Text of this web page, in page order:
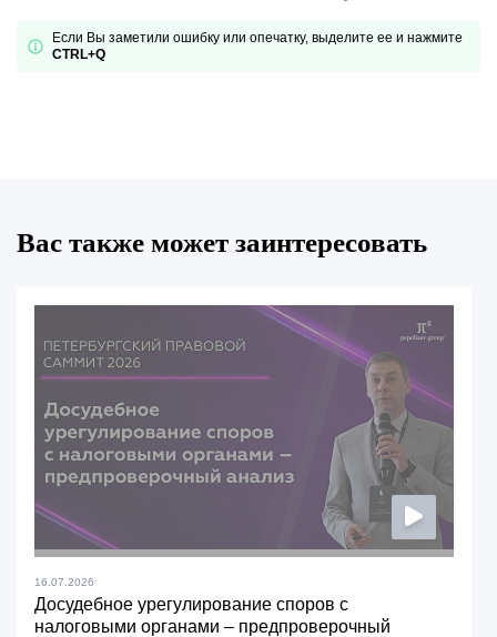
Если Вы заметили ошибку или опечатку, выделите ее и нажмите
CTRL+Q
Вас также может заинтересовать
16.07.2026
Досудебное урегулирование споров с
налоговыми органами – предпроверочный